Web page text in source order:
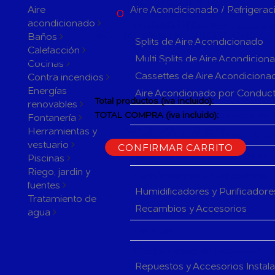
Aire
acondicionado
Baños
Calefacción
Cocinas
Contra incendios
Energías
renovables
Fontanería
Herramientas y
vestuario
Piscinas
Riego, jardin y
fuentes
Tratamiento de
agua
Aire Acondicionado /
Splits de Aire Acondicionado
Multi Splits de Aire
Cassettes de Aire
Aire Acondionado por
Herramientas y accesorios de
Sistemas de Regulación de
Humidificadores y
Recambios y Accesorios
Repuestos y Accesorios
0 PRODUCTOS EN SU
ACTUALMENTE 1 PRODUCTO
EN SU CARRITO.
Total productos (iva incluido):
TOTAL COMPRA (iva incluido):
CONFIRMAR CARRITO